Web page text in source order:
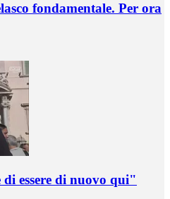
fondamentale. Per ora
essere di nuovo qui"